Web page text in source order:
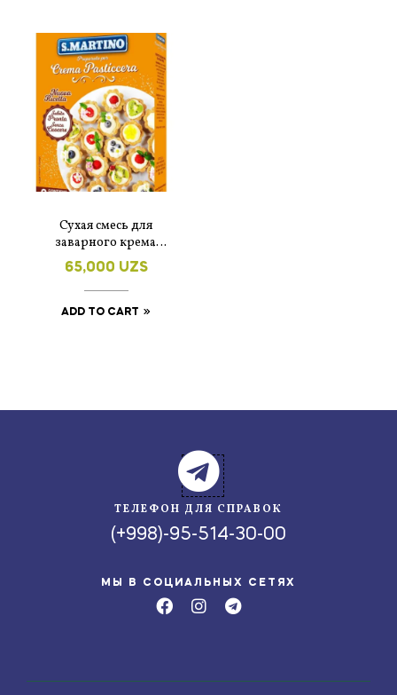
Сухая смесь для
заварного крема
S.Martino
65,000 UZS
ADD TO CART
ТЕЛЕФОН ДЛЯ СПРАВОК
(+998)-95-514-30-00
МЫ В СОЦИАЛЬНЫХ СЕТЯХ